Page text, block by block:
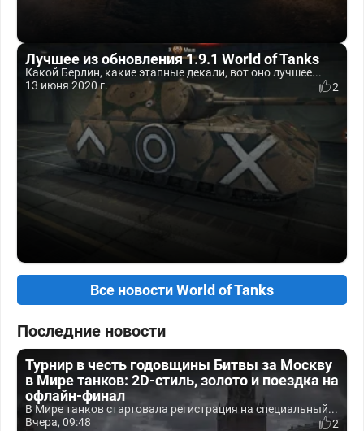
Лучшее из обновления 1.9.1 World of Tanks
Какой Берлин, какие этапные декали, вот оно лучшее...
13 июня 2020 г.
2
Все новости World of Tanks
Последние новости
Турнир в честь годовщины Битвы за Москву
в Мире танков: 2D-стиль, золото и поездка на
офлайн-финал
В Мире танков стартовала регистрация на специальный...
Вчера, 09:48
2